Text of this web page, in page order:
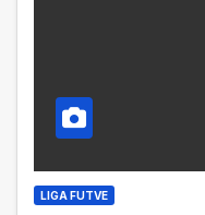
LIGA FUTVE